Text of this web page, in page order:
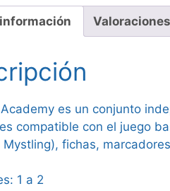
es un conjunto
compatible con el juego
Mystling), fichas,
1 a 2